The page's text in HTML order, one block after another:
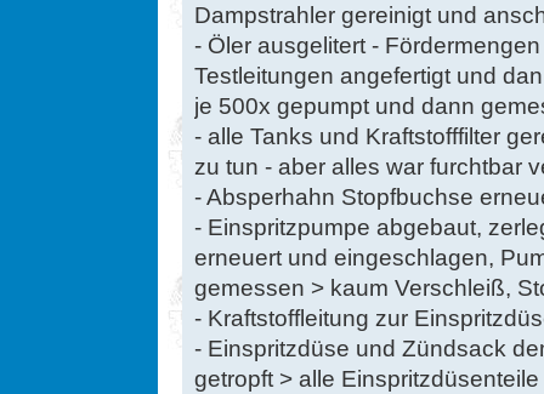
Dampstrahler gereinigt und
- Öler ausgelitert -
Testleitungen angefertigt und
je 500x gepumpt und dann
- alle Tanks und Kraftstofffilter
zu tun - aber alles war furchtbar
- Absperhahn Stopfbuchse
- Einspritzpumpe abgebaut,
erneuert und eingeschlagen,
gemessen > kaum Verschleiß,
- Kraftstoffleitung zur
- Einspritzdüse und Zündsack
getropft > alle